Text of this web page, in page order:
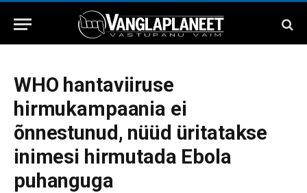
WHO hantaviiruse
hirmukampaania ei
õnnestunud, nüüd üritatakse
inimesi hirmutada Ebola
puhanguga